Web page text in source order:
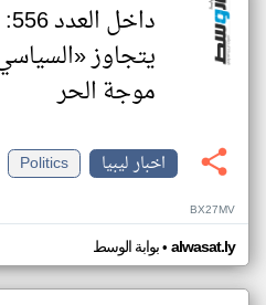
يتجاوز
موجة الحر
اخبار ليبيا
Politics
BX27MV
بوابة الوسط• alwasat.ly